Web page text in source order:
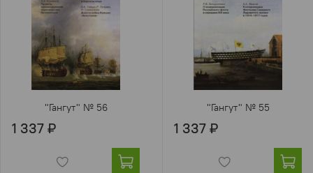
"Гангут" № 56
1 337 ₽
"Гангут" № 55
1 337 ₽